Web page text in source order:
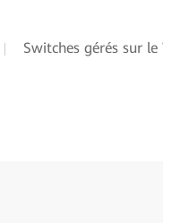
Switches gérés sur le